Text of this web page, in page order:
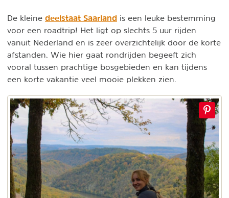
De kleine deelstaat Saarland is een leuke bestemming
voor een roadtrip! Het ligt op slechts 5 uur rijden
vanuit Nederland en is zeer overzichtelijk door de korte
afstanden. Wie hier gaat rondrijden begeeft zich
vooral tussen prachtige bosgebieden en kan tijdens
een korte vakantie veel mooie plekken zien.